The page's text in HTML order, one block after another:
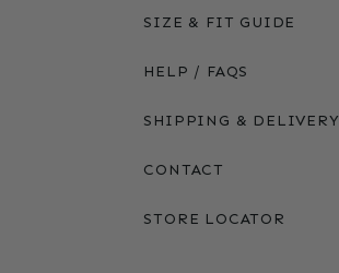
SIZE & FIT GUIDE
HELP / FAQS
SHIPPING & DELIVERY
CONTACT
STORE LOCATOR